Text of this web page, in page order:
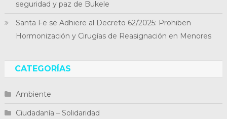
seguridad y paz de Bukele
Santa Fe se Adhiere al Decreto 62/2025: Prohiben
Hormonización y Cirugías de Reasignación en Menores
CATEGORÍAS
Ambiente
Ciudadanía – Solidaridad